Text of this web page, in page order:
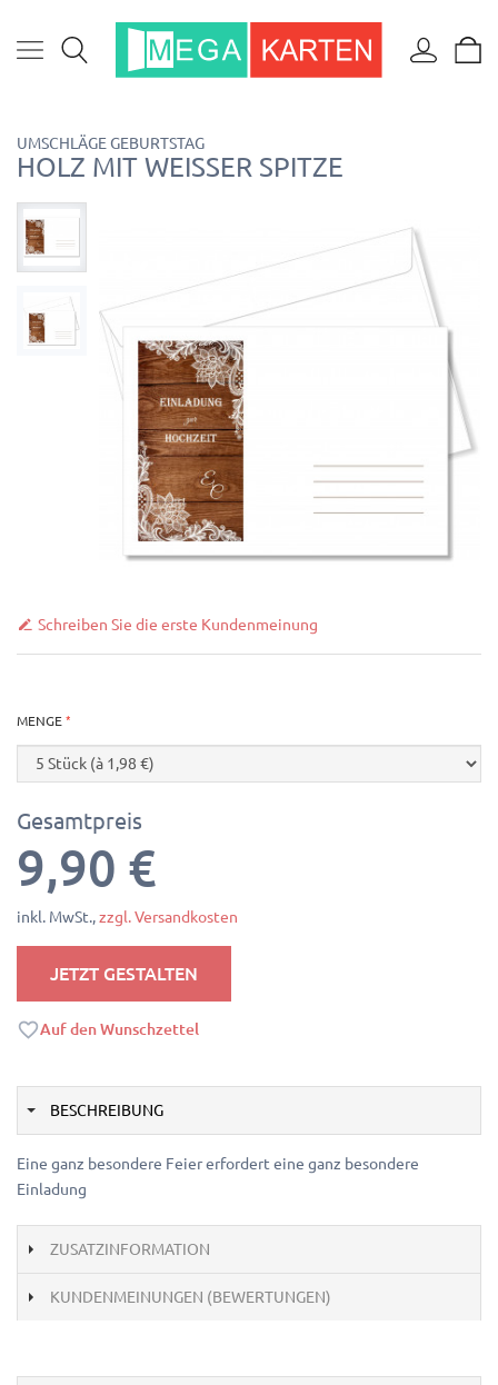
UMSCHLÄGE GEBURTSTAG
HOLZ MIT WEISSER SPITZE
Schreiben Sie die erste Kundenmeinung
MENGE
Gesamtpreis
9,90 €
inkl. MwSt.,zzgl. Versandkosten
JETZT GESTALTEN
Auf den Wunschzettel
BESCHREIBUNG
Eine ganz besondere Feier erfordert eine ganz besondere
Einladung
ZUSATZINFORMATION
KUNDENMEINUNGEN (BEWERTUNGEN)